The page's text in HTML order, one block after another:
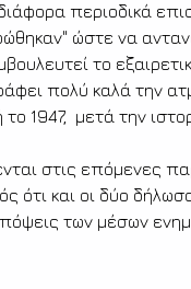
περιοδικά
ώστε να
το
πολύ καλά την
1947,  μετά την
στις επόμενες
ότι και οι δύο
των μέσων